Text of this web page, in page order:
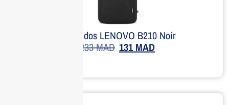
Sac à dos LENOVO B210 Noir
233MAD 131MAD